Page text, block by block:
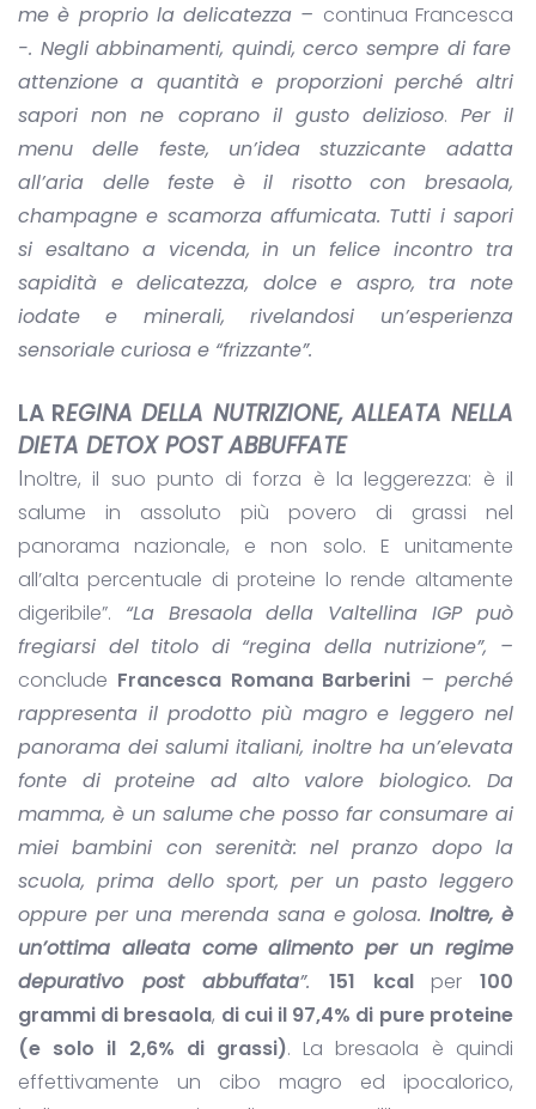
me è proprio la delicatezza – continua Francesca
-. Negli abbinamenti, quindi, cerco sempre di fare
attenzione a quantità e proporzioni perché altri
sapori non ne coprano il gusto delizioso. Per il
menu delle feste, un’idea stuzzicante adatta
all’aria delle feste è il risotto con bresaola,
champagne e scamorza affumicata. Tutti i sapori
si esaltano a vicenda, in un felice incontro tra
sapidità e delicatezza, dolce e aspro, tra note
iodate e minerali, rivelandosi un’esperienza
sensoriale curiosa e “frizzante”.
LA REGINA DELLA NUTRIZIONE, ALLEATA NELLA
DIETA DETOX POST ABBUFFATE
Inoltre, il suo punto di forza è la leggerezza: è il
salume in assoluto più povero di grassi nel
panorama nazionale, e non solo. E unitamente
all’alta percentuale di proteine lo rende altamente
digeribile”. “La Bresaola della Valtellina IGP può
fregiarsi del titolo di “regina della nutrizione”, –
conclude Francesca Romana Barberini – perché
rappresenta il prodotto più magro e leggero nel
panorama dei salumi italiani, inoltre ha un’elevata
fonte di proteine ad alto valore biologico. Da
mamma, è un salume che posso far consumare ai
miei bambini con serenità: nel pranzo dopo la
scuola, prima dello sport, per un pasto leggero
oppure per una merenda sana e golosa.Inoltre, è
un’ottima alleata come alimento per un regime
depurativo post abbuffata”. 151 kcalper 100
grammi di bresaola, di cui il 97,4% di pure proteine
(e solo il 2,6% di grassi). La bresaola è quindi
effettivamente un cibo magro ed ipocalorico,